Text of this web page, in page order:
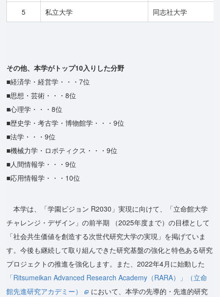
5 私立大学 同志社大学
その他、本学がトップ10入りした分野
■経済学・経営学・・・7位
■思想・芸術・・・8位
■心理学・・・8位
■歴史学・考古学・博物館学・・・9位
■法学・・・9位
■機械力学・ロボティクス・・・9位
■人間情報学・・・9位
■応用情報学・・・10位
本学は、「学園ビジョン R2030」実現に向けて、「立命館大学
チャレンジ・デザイン」の前半期 （2025年度まで）の目標として
「社会共生価値を創造する次世代研究大学の実現」を掲げていま
す。今後も継続して取り組んできた研究基盤の強化と特色ある研究
プロジェクトの推進を強化します。また、2022年4月に始動した
「Ritsumeikan Advanced Research Academy（RARA）」（立命
館先進研究アカデミー）
において、本学の先導的・先進的研究